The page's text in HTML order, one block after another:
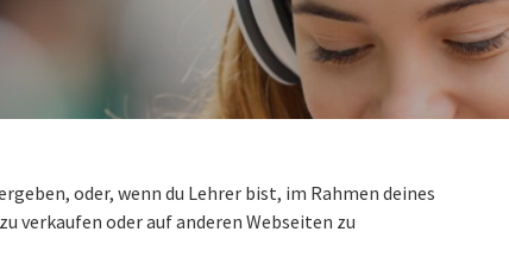
oder, wenn du Lehrer bist, im Rahmen deines
verkaufen oder auf anderen Webseiten zu